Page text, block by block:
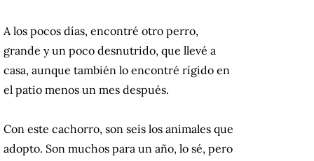
A los pocos días, encontré otro perro,
grande y un poco desnutrido, que llevé a
casa, aunque también lo encontré rígido en
el patio menos un mes después.
Con este cachorro, son seis los animales que
adopto. Son muchos para un año, lo sé, pero